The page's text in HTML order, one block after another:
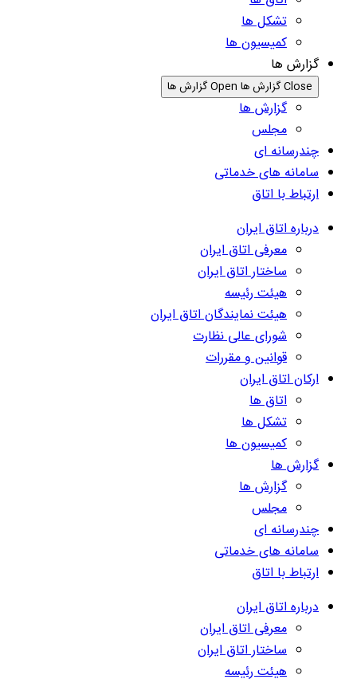
تشکل ها
کمیسیون ها
گزارش ها
Close گزارش ها Open گزارش ها
گزارش ها
مجلس
چندرسانه ای
سامانه های خدماتی
ارتباط با اتاق
درباره اتاق ایران
معرفی اتاق ایران
ساختار اتاق ایران
هیئت رئیسه
هیئت نمایندگان اتاق ایران
شورای عالی نظارت
قوانین و مقررات
ارکان اتاق ایران
اتاق ها
تشکل ها
کمیسیون ها
گزارش ها
گزارش ها
مجلس
چندرسانه ای
سامانه های خدماتی
ارتباط با اتاق
درباره اتاق ایران
معرفی اتاق ایران
ساختار اتاق ایران
هیئت رئیسه